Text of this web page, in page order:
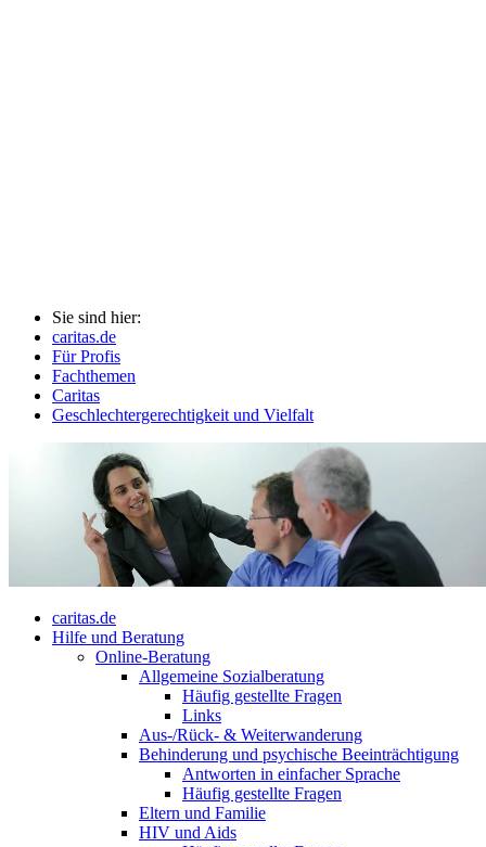
Sie sind hier:
caritas.de
Für Profis
Fachthemen
Caritas
Geschlechtergerechtigkeit und Vielfalt
caritas.de
Hilfe und Beratung
Online-Beratung
Allgemeine Sozialberatung
Häufig gestellte Fragen
Links
Aus-/Rück- & Weiterwanderung
Behinderung und psychische Beeinträchtigung
Antworten in einfacher Sprache
Häufig gestellte Fragen
Eltern und Familie
HIV und Aids